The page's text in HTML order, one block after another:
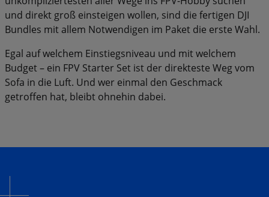
und direkt groß einsteigen wollen, sind die fertigen DJI
Bundles mit allem Notwendigen im Paket die erste Wahl.
Egal auf welchem Einstiegsniveau und mit welchem
Budget – ein FPV Starter Set ist der direkteste Weg vom
Sofa in die Luft. Und wer einmal den Geschmack
getroffen hat, bleibt ohnehin dabei.